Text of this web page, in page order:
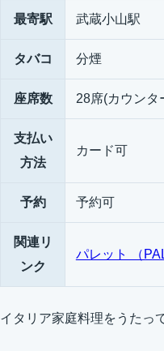
最寄駅 武蔵小山駅
タバコ 分煙
座席数 28席(カウンタ
支払い
方法
カード可
予約 予約可
関連リ
ンク
パレット （
イタリア家庭料理をうたっ